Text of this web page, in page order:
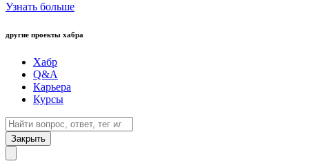
Узнать больше
другие проекты хабра
Хабр
Q&A
Карьера
Курсы
Закрыть